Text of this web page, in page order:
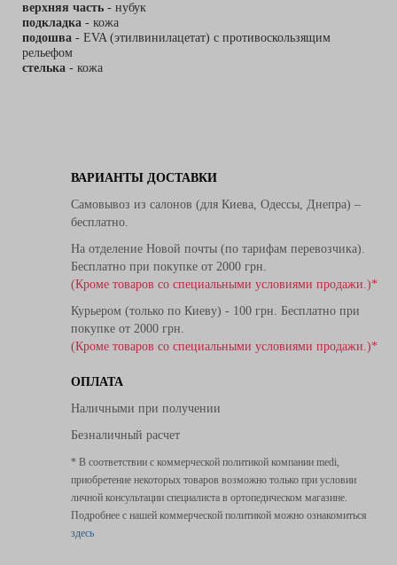
верхняя часть - нубук
подкладка - кожа
подошва - EVA (этилвинилацетат) с противоскользящим
рельефом
стелька - кожа
ВАРИАНТЫ ДОСТАВКИ
Самовывоз из салонов (для Киева, Одессы, Днепра) –
бесплатно.
На отделение Новой почты (по тарифам перевозчика).
Бесплатно при покупке от 2000 грн.
(Кроме товаров со специальными условиями продажи.)*
Курьером (только по Киеву) - 100 грн. Бесплатно при
покупке от 2000 грн.
(Кроме товаров со специальными условиями продажи.)*
ОПЛАТА
Наличными при получении
Безналичный расчет
* В соответствии с коммерческой политикой компании medi,
приобретение некоторых товаров возможно только при условии
личной консультации специалиста в ортопедическом магазине.
Подробнее с нашей коммерческой политикой можно ознакомиться
здесь